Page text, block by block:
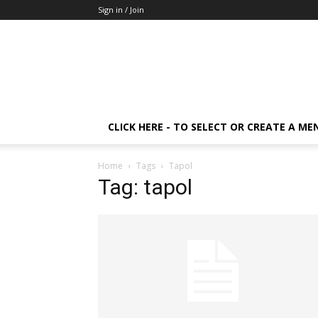
Sign in / Join
CLICK HERE - TO SELECT OR CREATE A
Home Tags Tapol
Tag: tapol